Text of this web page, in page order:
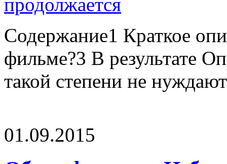
Содержание1 Краткое
фильме?3 В результате
такой степени не
01.09.2015